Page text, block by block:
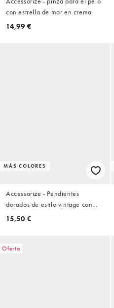
con estrella de mar en crema
14,99 €
MÁS COLORES
Accessorize - Pendientes
dorados de estilo vintage con
piedra marrón
15,50 €
Oferta